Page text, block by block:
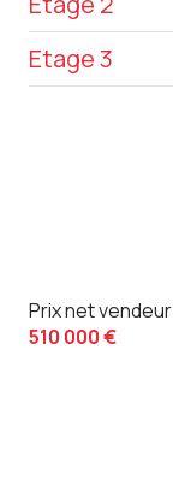
local
Appartement T2
Appartement T2
Appartement T2
Etage 3
Prix net vendeur
510 000 €